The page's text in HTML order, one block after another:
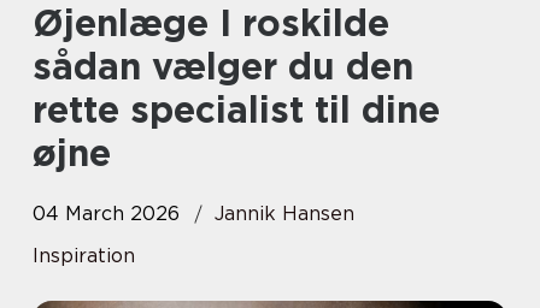
Øjenlæge I roskilde
sådan vælger du den
rette specialist til dine
øjne
04 March 2026
Jannik Hansen
Inspiration